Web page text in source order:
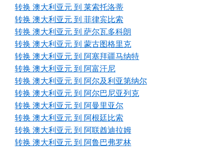
转换 澳大利亚元 到 莱索托洛蒂
转换 澳大利亚元 到 菲律宾比索
转换 澳大利亚元 到 萨尔瓦多科朗
转换 澳大利亚元 到 蒙古图格里克
转换 澳大利亚元 到 阿塞拜疆马纳特
转换 澳大利亚元 到 阿富汗尼
转换 澳大利亚元 到 阿尔及利亚第纳尔
转换 澳大利亚元 到 阿尔巴尼亚列克
转换 澳大利亚元 到 阿曼里亚尔
转换 澳大利亚元 到 阿根廷比索
转换 澳大利亚元 到 阿联酋迪拉姆
转换 澳大利亚元 到 阿鲁巴弗罗林